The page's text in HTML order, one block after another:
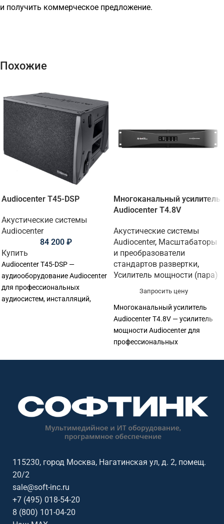
и получить коммерческое предложение.
Похожие
Audiocenter T45-DSP
Акустические системы
Audiocenter
84 200 ₽
Купить
Audiocenter T45-DSP —
аудиооборудование Audiocenter
для профессиональных
аудиосистем, инсталляций,
Многоканальный усилитель
Audiocenter T4.8V
Акустические системы
Audiocenter, Масштабаторы
и преобразователи
стандартов развертки,
Усилитель мощности (пара)
Запросить цену
Многоканальный усилитель
Audiocenter T4.8V — усилитель
мощности Audiocenter для
профессиональных
115230, город Москва, Нагатинская ул, д. 2, помещ.
20/2
sale@soft-inc.ru
+7 (495) 018-54-20
8 (800) 101-04-20